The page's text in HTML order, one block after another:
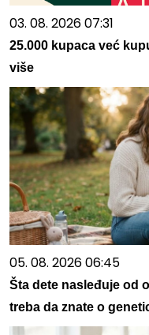
03. 08. 2026 07:31
25.000 kupaca već
više
05. 08. 2026 06:45
Šta dete nasleđuje od
treba da znate o